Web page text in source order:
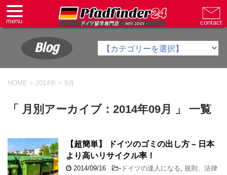
Blog
HOME > 2014年 > 9月
「 月別アーカイブ：2014年09月 」 一覧
【超簡単】 ドイツのゴミの出し方 – 日本
より高いリサイクル率！
2014/09/16 - ドイツの達人になる
規則、法律